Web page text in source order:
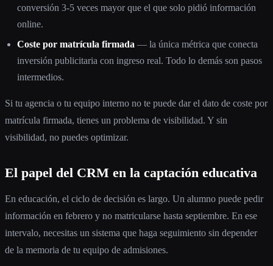
conversión 3-5 veces mayor que el que solo pidió información
online.
Coste por matrícula firmada — la única métrica que conecta
inversión publicitaria con ingreso real. Todo lo demás son pasos
intermedios.
Si tu agencia o tu equipo interno no te puede dar el dato de coste por
matrícula firmada, tienes un problema de visibilidad. Y sin
visibilidad, no puedes optimizar.
El papel del CRM en la captación educativa
En educación, el ciclo de decisión es largo. Un alumno puede pedir
información en febrero y no matricularse hasta septiembre. En ese
intervalo, necesitas un sistema que haga seguimiento sin depender
de la memoria de tu equipo de admisiones.